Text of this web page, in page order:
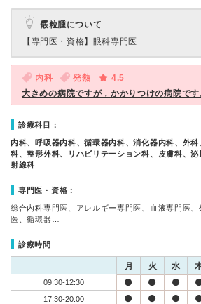
霰粒腫について
【専門医・資格】 眼科専門医
内科 発熱
4.5
大きめの病院ですが，かかりつけの病院です
診療科目：
内科、呼吸器内科、循環器内科、消化器内科、外
科、整形外科、リハビリテーション科、皮膚科、
射線科
専門医・資格：
総合内科専門医、アレルギー専門医、血液専門医
医、循環器…
診療時間
月 火 水
09:30-12:30
17:30-20:00